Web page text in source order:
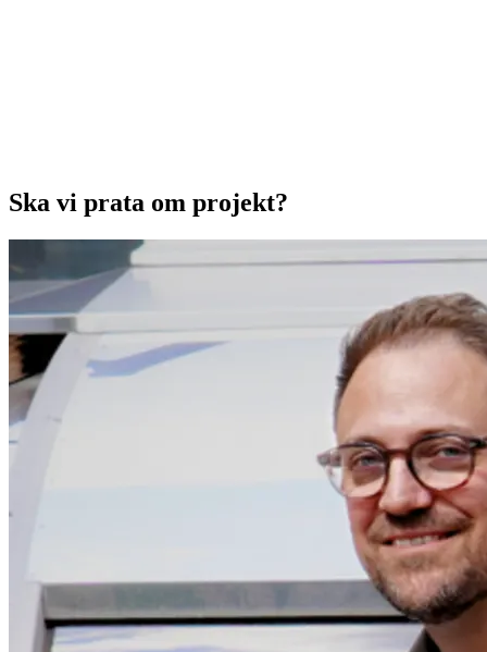
Ska vi prata om projekt?